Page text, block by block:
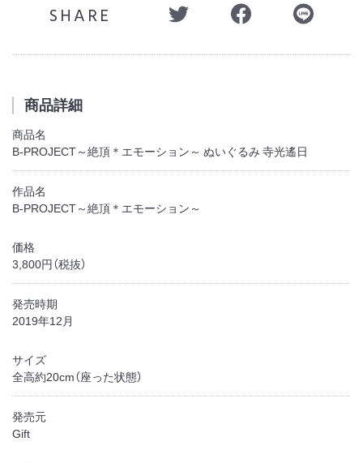
SHARE
商品詳細
商品名
B-PROJECT～絶頂＊エモーション～ ぬいぐるみ 寺光遙日
作品名
B-PROJECT～絶頂＊エモーション～
価格
3,800円（税抜）
発売時期
2019年12月
サイズ
全高約20cm（座った状態）
発売元
Gift